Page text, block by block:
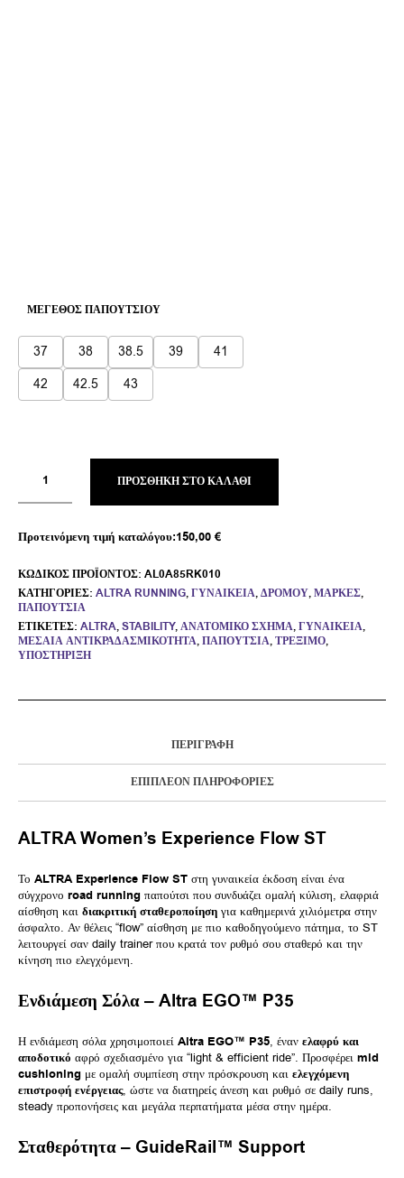
ΜΈΓΕΘΟΣ ΠΑΠΟΥΤΣΙΟΎ
37 38 38.5 39
41
42
42.5 43
ΠΡΟΣΘΉΚΗ ΣΤΟ ΚΑΛΆΘΙ
Προτεινόμενη τιμή καταλόγου:150,00€
ΚΩΔΙΚΌΣ ΠΡΟΪΌΝΤΟΣ: AL0A85RK010
ΚΑΤΗΓΟΡΊΕΣ: ALTRA RUNNING,ΓΥΝΑΙΚΕΊΑ,ΔΡΌΜΟΥ,ΜΆΡΚΕΣ,
ΠΑΠΟΎΤΣΙΑ
ΕΤΙΚΈΤΕΣ: ALTRA,STABILITY,ΑΝΑΤΟΜΙΚΌ ΣΧΉΜΑ,ΓΥΝΑΙΚΕΊΑ,
ΜΕΣΑΊΑ ΑΝΤΙΚΡΑΔΑΣΜΙΚΌΤΗΤΑ,ΠΑΠΟΎΤΣΙΑ,ΤΡΈΞΙΜΟ,
ΥΠΟΣΤΉΡΙΞΗ
ΠΕΡΙΓΡΑΦΉ
ΕΠΙΠΛΈΟΝ ΠΛΗΡΟΦΟΡΊΕΣ
ALTRA Women’s Experience Flow ST
Το ALTRA Experience Flow ST στη γυναικεία έκδοση είναι ένα
σύγχρονο road running παπούτσι που συνδυάζει ομαλή κύλιση, ελαφριά
αίσθηση και διακριτική σταθεροποίηση για καθημερινά χιλιόμετρα στην
άσφαλτο. Αν θέλεις “flow” αίσθηση με πιο καθοδηγούμενο πάτημα, το ST
λειτουργεί σαν daily trainer που κρατά τον ρυθμό σου σταθερό και την
κίνηση πιο ελεγχόμενη.
Ενδιάμεση Σόλα – Altra EGO™ P35
Η ενδιάμεση σόλα χρησιμοποιεί Altra EGO™ P35, έναν ελαφρύ και
αποδοτικό αφρό σχεδιασμένο για “light & efficient ride”. Προσφέρει mid
cushioning με ομαλή συμπίεση στην πρόσκρουση και ελεγχόμενη
επιστροφή ενέργειας, ώστε να διατηρείς άνεση και ρυθμό σε daily runs,
steady προπονήσεις και μεγάλα περπατήματα μέσα στην ημέρα.
Σταθερότητα – GuideRail™ Support